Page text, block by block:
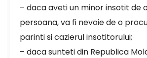
– daca aveti un minor insotit de
persoana, va fi nevoie de o
parinti si cazierul insotitorului;
– daca sunteti din Republica